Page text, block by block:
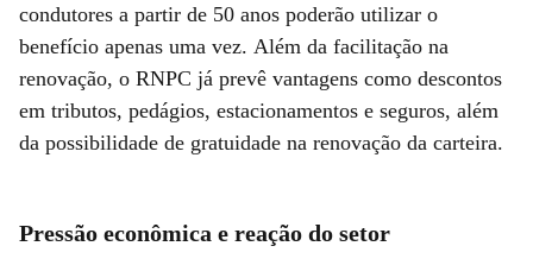
condutores a partir de 50 anos poderão utilizar o
benefício apenas uma vez. Além da facilitação na
renovação, o RNPC já prevê vantagens como descontos
em tributos, pedágios, estacionamentos e seguros, além
da possibilidade de gratuidade na renovação da carteira.
Pressão econômica e reação do setor